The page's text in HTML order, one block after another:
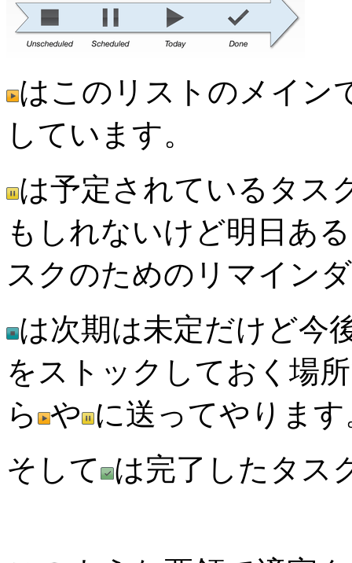
はこのリストのメイン
しています。
は予定されているタス
もしれないけど明日あ
スクのためのリマイン
は次期は未定だけど今
をストックしておく場
ら や に送ってやります
そして は完了したタス